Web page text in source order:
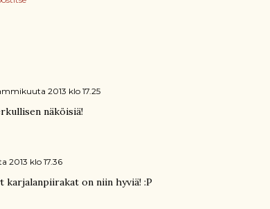
2013 klo 17.25
näköisiä!
2013 klo 17.36
karjalanpiirakat on niin hyviä! :P